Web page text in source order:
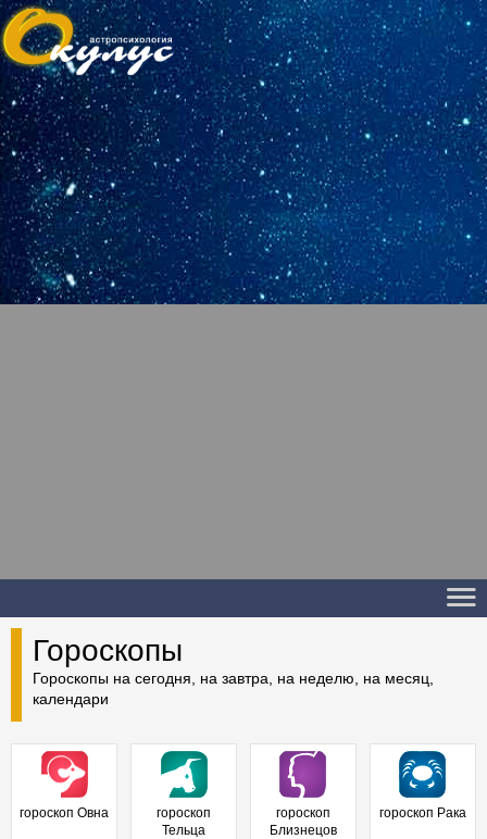
Гороскопы
Гороскопы на сегодня, на завтра, на неделю, на месяц,
календари
гороскоп Овна
гороскоп
Тельца
гороскоп
Близнецов
гороскоп Рака